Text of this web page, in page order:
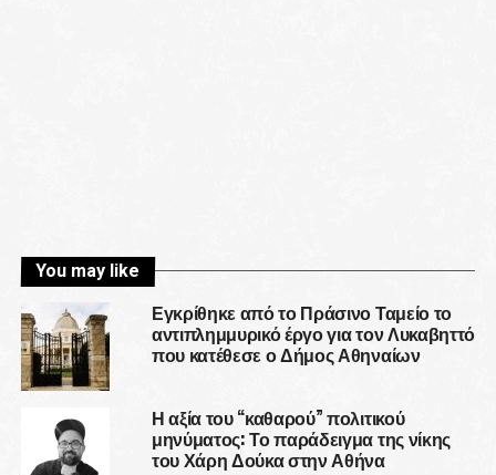
You may like
Εγκρίθηκε από το Πράσινο Ταμείο το
αντιπλημμυρικό έργο για τον Λυκαβηττό
που κατέθεσε ο Δήμος Αθηναίων
Η αξία του “καθαρού” πολιτικού
μηνύματος: Το παράδειγμα της νίκης
του Χάρη Δούκα στην Αθήνα